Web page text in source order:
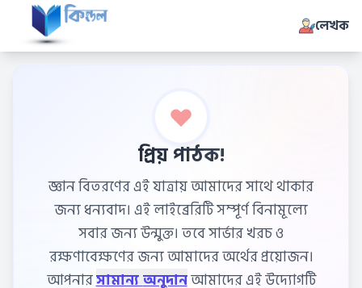
লেখক
প্রিয় পাঠক!
জ্ঞান বিতরণের এই যাত্রায় আমাদের সাথে থাকার
জন্য ধন্যবাদ। এই লাইব্রেরিটি সম্পূর্ণ বিনামূল্যে
সবার জন্য উন্মুক্ত। তবে সার্ভার খরচ ও
রক্ষণাবেক্ষণের জন্য আমাদের অর্থের প্রয়োজন।
আপনার
সামান্য অনুদানআমাদের এই উদ্যোগটি